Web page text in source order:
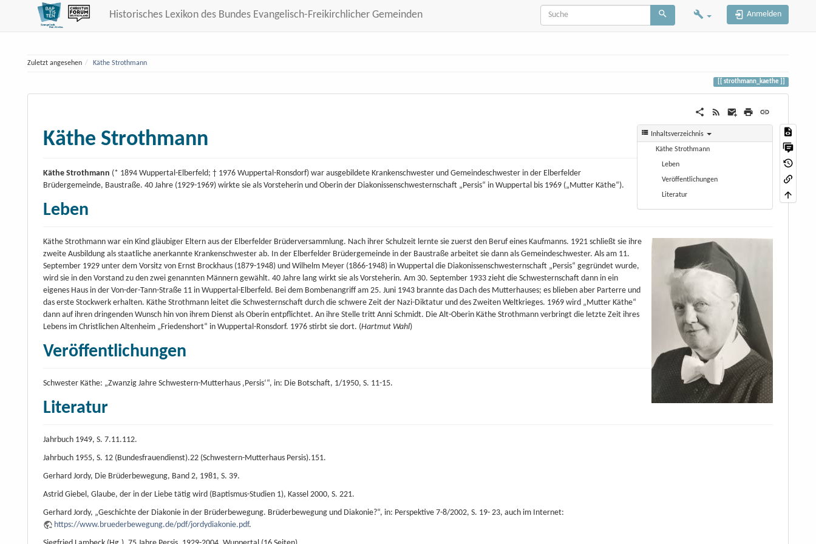
Historisches Lexikon des Bundes Evangelisch-Freikirchlicher Gemeinden Anmelden
Zuletzt angesehen Käthe Strothmann
strothmann_kaethe
Inhaltsverzeichnis
Käthe Strothmann
Leben
Veröffentlichungen
Literatur
Käthe Strothmann
Käthe Strothmann (* 1894 Wuppertal-Elberfeld; † 1976 Wuppertal-Ronsdorf) war ausgebildete Krankenschwester und Gemeindeschwester in der Elberfelder
Brüdergemeinde, Baustraße. 40 Jahre (1929-1969) wirkte sie als Vorsteherin und Oberin der Diakonissenschwesternschaft „Persis“ in Wuppertal bis 1969 („Mutter Käthe“).
Leben
Käthe Strothmann war ein Kind gläubiger Eltern aus der Elberfelder Brüderversammlung. Nach ihrer Schulzeit lernte sie zuerst den Beruf eines Kaufmanns. 1921 schließt sie ihre
zweite Ausbildung als staatliche anerkannte Krankenschwester ab. In der Elberfelder Brüdergemeinde in der Baustraße arbeitet sie dann als Gemeindeschwester. Als am 11.
September 1929 unter dem Vorsitz von Ernst Brockhaus (1879-1948) und Wilhelm Meyer (1866-1948) in Wuppertal die Diakonissenschwesternschaft „Persis“ gegründet wurde,
wird sie in den Vorstand zu den zwei genannten Männern gewählt. 40 Jahre lang wirkt sie als Vorsteherin. Am 30. September 1933 zieht die Schwesternschaft dann in ein
eigenes Haus in der Von-der-Tann-Straße 11 in Wuppertal-Elberfeld. Bei dem Bombenangriff am 25. Juni 1943 brannte das Dach des Mutterhauses; es blieben aber Parterre und
das erste Stockwerk erhalten. Käthe Strothmann leitet die Schwesternschaft durch die schwere Zeit der Nazi-Diktatur und des Zweiten Weltkrieges. 1969 wird „Mutter Käthe“
dann auf ihren dringenden Wunsch hin von ihrem Dienst als Oberin entpflichtet. An ihre Stelle tritt Anni Schmidt. Die Alt-Oberin Käthe Strothmann verbringt die letzte Zeit ihres
Lebens im Christlichen Altenheim „Friedenshort“ in Wuppertal-Ronsdorf. 1976 stirbt sie dort. (Hartmut Wahl)
Veröffentlichungen
Schwester Käthe: „Zwanzig Jahre Schwestern-Mutterhaus ‚Persis‘“, in: Die Botschaft, 1/1950, S. 11-15.
Literatur
Jahrbuch 1949, S. 7.11.112.
Jahrbuch 1955, S. 12 (Bundesfrauendienst).22 (Schwestern-Mutterhaus Persis).151.
Gerhard Jordy, Die Brüderbewegung, Band 2, 1981, S. 39.
Astrid Giebel, Glaube, der in der Liebe tätig wird (Baptismus-Studien 1), Kassel 2000, S. 221.
Gerhard Jordy, „Geschichte der Diakonie in der Brüderbewegung. Brüderbewegung und Diakonie?“, in: Perspektive 7-8/2002, S. 19- 23, auch im Internet:
https://www.bruederbewegung.de/pdf/jordydiakonie.pdf.